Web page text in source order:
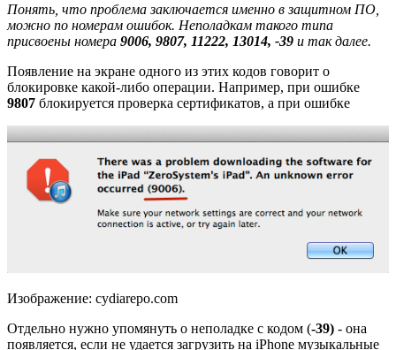
Понять, что проблема заключается именно в защитном ПО,
можно по номерам ошибок. Неполадкам такого типа
присвоены номера 9006, 9807, 11222, 13014, -39 и так далее.
Появление на экране одного из этих кодов говорит о
блокировке какой-либо операции. Например, при ошибке
9807 блокируется проверка сертификатов, а при ошибке
Изображение: cydiarepo.com
Отдельно нужно упомянуть о неполадке с кодом (-39) - она
появляется, если не удается загрузить на iPhone музыкальные